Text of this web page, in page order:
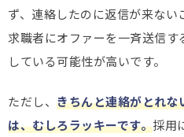
ず、連絡したのに返信が来ない
求職者にオファーを一斉送信す
している可能性が高いです。
ただし、 きちんと連絡がとれ
は、むしろラッキーです。採用